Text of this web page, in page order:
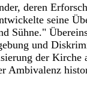
deren
seine
Sühne."
und
der